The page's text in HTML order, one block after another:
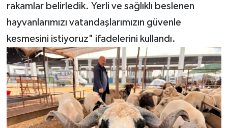
rakamlar belirledik. Yerli ve sağlıklı beslenen
hayvanlarımızı vatandaşlarımızın güvenle
kesmesini istiyoruz" ifadelerini kullandı.